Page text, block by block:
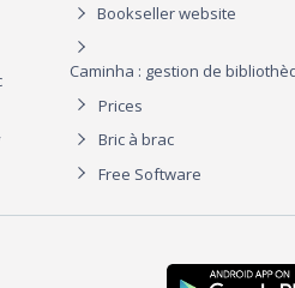
Bookseller website
Caminha : gestion de
Prices
Bric à brac
Free Software